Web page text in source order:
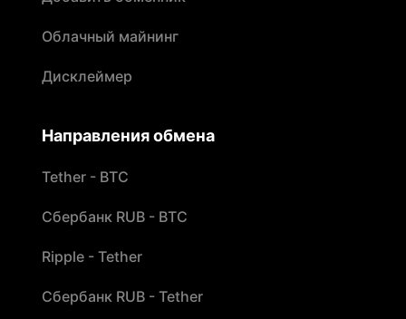
Облачный майнинг
Дисклеймер
Направления обмена
Tether - BTC
Сбербанк RUB - BTC
Ripple - Tether
Сбербанк RUB - Tether